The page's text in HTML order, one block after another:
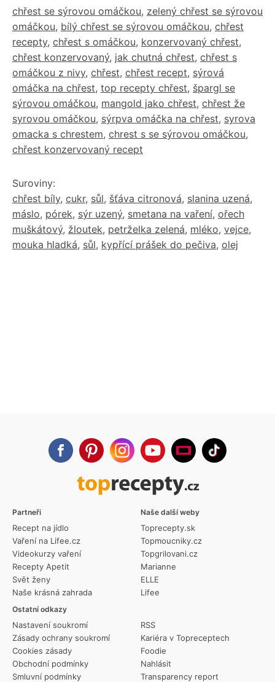
chřest se sýrovou omáčkou, zelený chřest se sýrovou
omáčkou, bílý chřest se sýrovou omáčkou, chřest
recepty, chřest s omáčkou, konzervovaný chřest,
chřest konzervovaný, jak chutná chřest, chřest s
omáčkou z nivy, chřest, chřest recept, sýrová
omáčka na chřest, top recepty chřest, špargl se
sýrovou omáčkou, mangold jako chřest, chřest že
syrovou omáčkou, sýrpva omáčka na chřest, syrova
omacka s chrestem, chrest s se sýrovou omáčkou,
chřest konzervovaný recept
Suroviny:
chřest bíly, cukr, sůl, šťáva citronová, slanina uzená,
máslo, pórek, sýr uzený, smetana na vaření, ořech
muškátový, žloutek, petrželka zelená, mléko, vejce,
mouka hladká, sůl, kypřící prášek do pečiva, olej
Partneři
Recept na jídlo
Vaření na Lifee.cz
Videokurzy vaření
Recepty Apetit
Svět ženy
Naše krásná zahrada
Ostatní odkazy
Nastavení soukromí
Zásady ochrany soukromí
Cookies zásady
Obchodní podmínky
Smluvní podmínky
RSS
Kariéra v Topreceptech
Foodie
Nahlásit
Transparency report
Naše další weby
Toprecepty.sk
Topmoucniky.cz
Topgrilovani.cz
Marianne
ELLE
Lifee